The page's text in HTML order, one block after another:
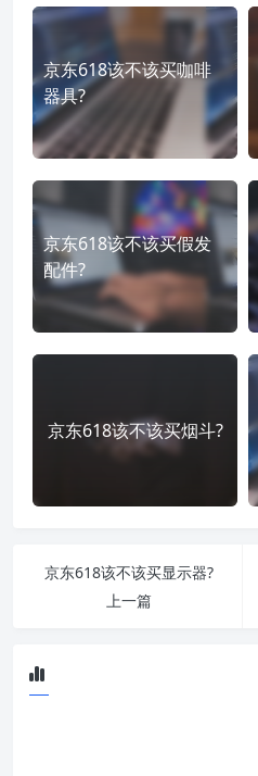
京东618该不该买咖啡
器具?
京东618该不该买假发
配件?
京东618该不该买烟斗?
京东618该不该买显示器?
上一篇